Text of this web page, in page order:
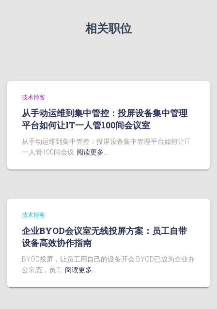
相关职位
技术博客
从手动运维到集中管控：投屏设备集中管理
平台如何让IT一人管100间会议室
从手动运维到集中管控：投屏设备集中管理平台如何让IT
一人管100间会议 阅读更多…
技术博客
企业BYOD会议室无线投屏方案：员工自带
设备高效协作指南
BYOD投屏，让员工用自己的设备开会 BYOD已成为企业办
公常态，员工 阅读更多…